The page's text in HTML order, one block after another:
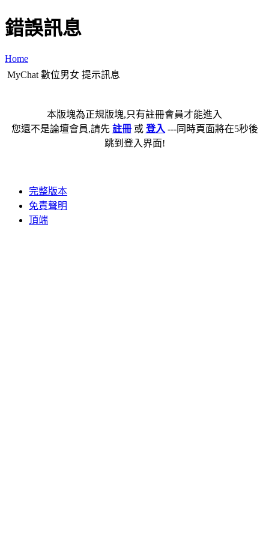
錯誤訊息
Home
MyChat 數位男女 提示訊息
本版塊為正規版塊,只有註冊會員才能進入
您還不是論壇會員,請先 註冊或 登入 ---同時頁面將在5秒後
跳到登入界面!
完整版本
免責聲明
頂端